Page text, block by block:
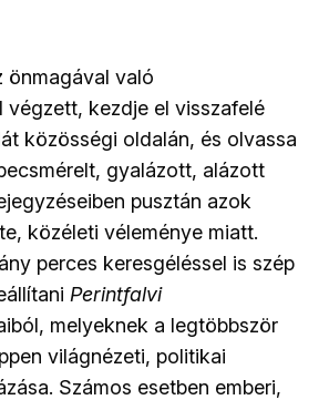
önmagával való
végzett, kezdje el visszafelé
közösségi oldalán, és olvassa
gyalázott, alázott
pusztán azok
közéleti véleménye miatt.
perces keresgéléssel is szép
Perintfalvi
melyeknek a legtöbbször
világnézeti, politikai
Számos esetben emberi,